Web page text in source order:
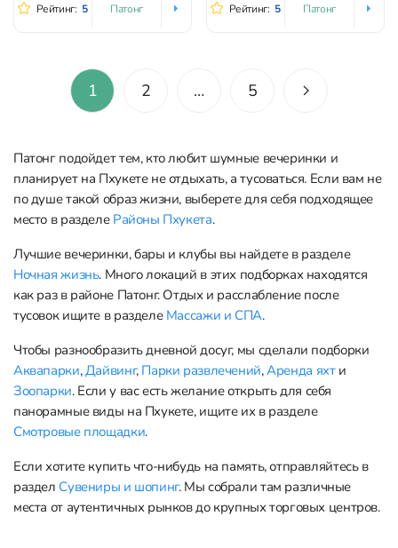
времяпрепровождении, а
для этого здесь есть все, что
инструменты,
профессиональное
оборудование для караоке,
бесплатный, а...
Рейтинг: 5 Патонг Рейтинг: 5 Патонг
1 2 … 5
Патонг подойдет тем, кто любит шумные вечеринки и
планирует на Пхукете не отдыхать, а тусоваться. Если вам не
по душе такой образ жизни, выберете для себя подходящее
место в разделе Районы Пхукета.
Лучшие вечеринки, бары и клубы вы найдете в разделе
Ночная жизнь. Много локаций в этих подборках находятся
как раз в районе Патонг. Отдых и расслабление после
тусовок ищите в разделе Массажи и СПА.
Чтобы разнообразить дневной досуг, мы сделали подборки
Аквапарки,Дайвинг, Парки развлечений,Аренда яхти
Зоопарки. Если у вас есть желание открыть для себя
панорамные виды на Пхукете, ищите их в разделе
Смотровые площадки.
Если хотите купить что-нибудь на память, отправляйтесь в
раздел Сувениры и шопинг. Мы собрали там различные
места от аутентичных рынков до крупных торговых центров.